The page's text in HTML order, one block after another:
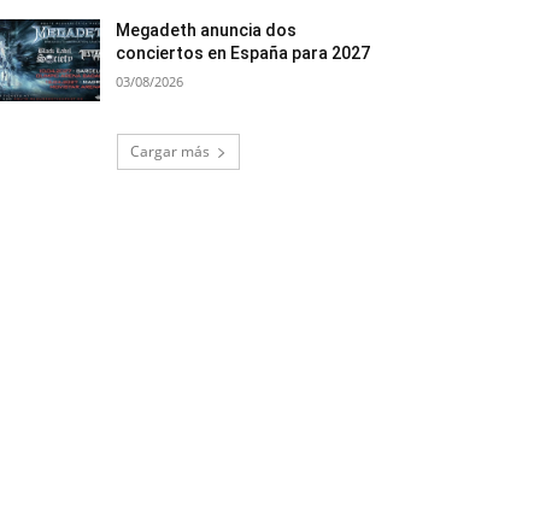
Megadeth anuncia dos
conciertos en España para 2027
03/08/2026
Cargar más